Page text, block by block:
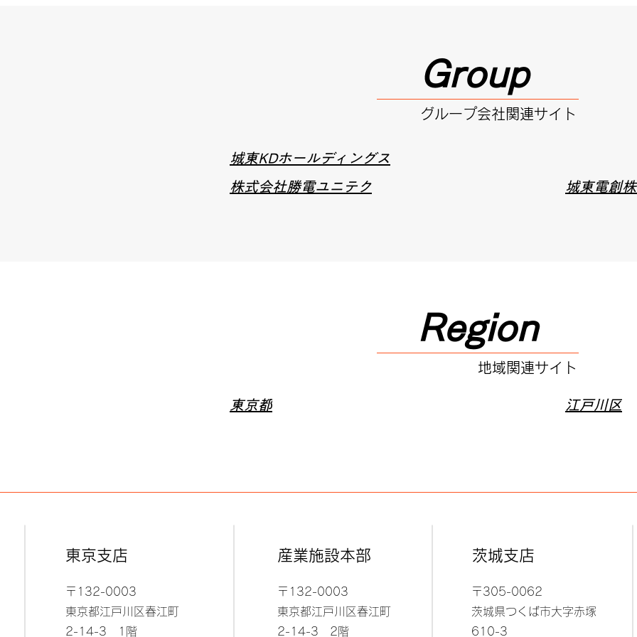
Group
グループ会社関連サイト
城東KDホールディングス
株式会社勝電ユニテク
城東電創
Region
地域関連サイト
東京都 江戸川区
東京支店
〒132-0003
東京都江戸川区春江町
​2-14-3 1階
産業施設本部
〒132-0003
東京都江戸川区春江町
​2-14-3 2階
​茨城支店
〒305-0062
茨城県つくば市大字赤塚
610-3